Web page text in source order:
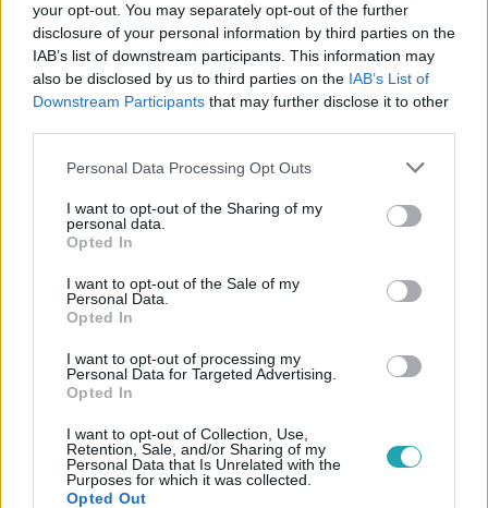
your opt-out. You may separately opt-out of the further
disclosure of your personal information by third parties on the
IAB’s list of downstream participants. This information may
also be disclosed by us to third parties on the IAB’s List of
Downstream Participants that may further disclose it to other
Please note that this website/app uses one or more Google
not limited to your visit or usage behaviour. You may click to
grant or deny consent to Google and its third-party tags to
use your data for below specified purposes in below Google
consent section.
Personal Data Processing Opt Outs
I want to opt-out of the Sharing of my
personal data.
Opted In
I want to opt-out of the Sale of my
Personal Data.
Opted In
I want to opt-out of processing my
Personal Data for Targeted Advertising.
Opted In
I want to opt-out of Collection, Use,
Retention, Sale, and/or Sharing of my
Personal Data that Is Unrelated with the
Purposes for which it was collected.
Opted Out
Követem
REGGELI #RTL #ADÁSRÉSZLETEK
ÖRÖKSÉG #MÁTÉ #ADÓSSÁGÖRÖKLÉS
MAGYARORSZÁG
CSALÁD
Népszerű